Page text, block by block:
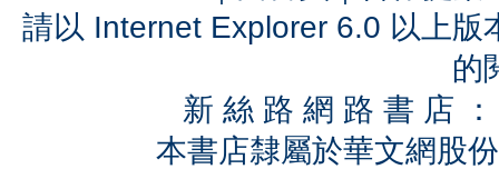
請以 Internet Explorer 6.0 以上
的
新 絲 路 網 路 書 店
本書店隸屬於華文網股